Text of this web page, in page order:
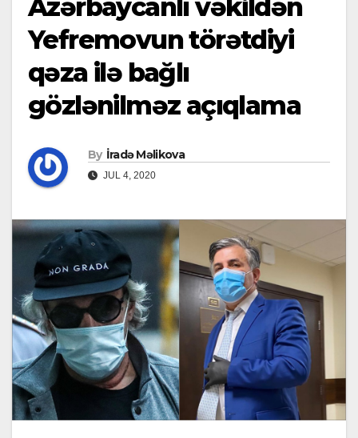
Azərbaycanlı vəkildən
Yefremovun törətdiyi
qəza ilə bağlı
gözlənilməz açıqlama
By İradə Məlikova
JUL 4, 2020